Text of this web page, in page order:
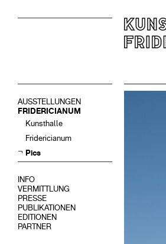
AUSSTELLUNGEN
FRIDERICIANUM
Kunsthalle
Fridericianum
Pics
INFO
VERMITTLUNG
PRESSE
PUBLIKATIONEN
EDITIONEN
PARTNER